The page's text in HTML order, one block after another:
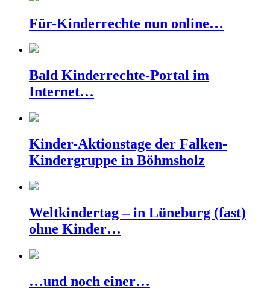
Für-Kinderrechte nun online…
Bald Kinderrechte-Portal im
Internet…
Kinder-Aktionstage der Falken-
Kindergruppe in Böhmsholz
Weltkindertag – in Lüneburg (fast)
ohne Kinder…
…und noch einer…